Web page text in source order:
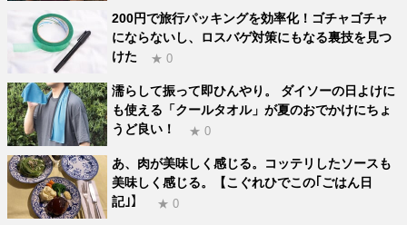
200円で旅行パッキングを効率化！ゴチャゴチャ
にならないし、ロスバゲ対策にもなる裏技を見つ
けた
★ 0
濡らして振って即ひんやり。 ダイソーの日よけに
も使える「クールタオル」が夏のおでかけにちょ
うど良い！
★ 0
あ、肉が美味しく感じる。コッテリしたソースも
美味しく感じる。【こぐれひでこの｢ごはん日
記｣】
★ 0